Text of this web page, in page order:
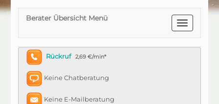
Berater Übersicht Menü
Rückruf 2,69 €/min*
Keine Chatberatung
Keine E-Mailberatung